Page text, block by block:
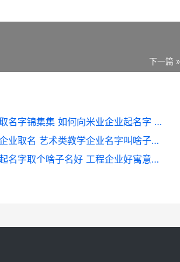
下一篇 »
米业企业取名字锦集集 如何向米业企业起名字 米业企业取名字怎么取
艺术教学企业取名 艺术类教学企业名字叫啥子好 艺术教育公司取名字大全
工程企业起名字取个啥子名好 工程企业好寓意的名字 工程企业名称